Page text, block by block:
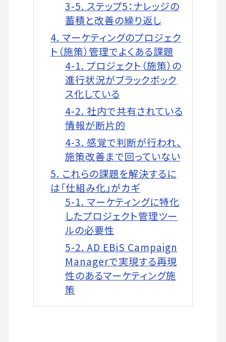
3-5. ステップ5：ナレッジの
蓄積と改善の繰り返し
4. マーケティングのプロジェク
ト（施策）管理でよくある課題
4-1. プロジェクト（施策）の
進行状況がブラックボック
ス化している
4-2. 社内で共有されている
情報が断片的
4-3. 感覚で判断が行われ、
施策改善まで回っていない
5. これらの課題を解決するに
は「仕組み化」がカギ
5-1. マーケティングに特化
したプロジェクト管理ツー
ルの必要性
5-2. AD EBiS Campaign
Managerで実現する再現
性のあるマーケティング施
策